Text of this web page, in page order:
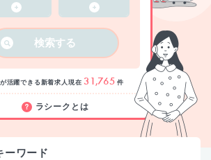
検索する
活躍できる新着求人 現在 31,765 件
ラシークとは
ーワード